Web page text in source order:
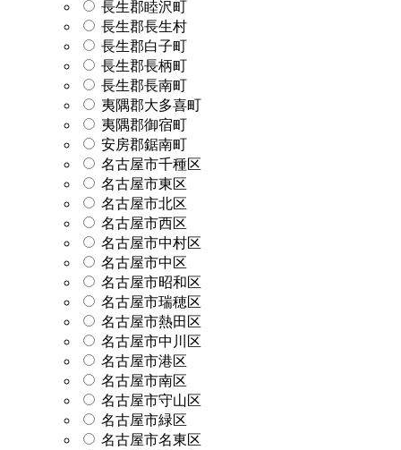
長生郡睦沢町
長生郡長生村
長生郡白子町
長生郡長柄町
長生郡長南町
夷隅郡大多喜町
夷隅郡御宿町
安房郡鋸南町
名古屋市千種区
名古屋市東区
名古屋市北区
名古屋市西区
名古屋市中村区
名古屋市中区
名古屋市昭和区
名古屋市瑞穂区
名古屋市熱田区
名古屋市中川区
名古屋市港区
名古屋市南区
名古屋市守山区
名古屋市緑区
名古屋市名東区